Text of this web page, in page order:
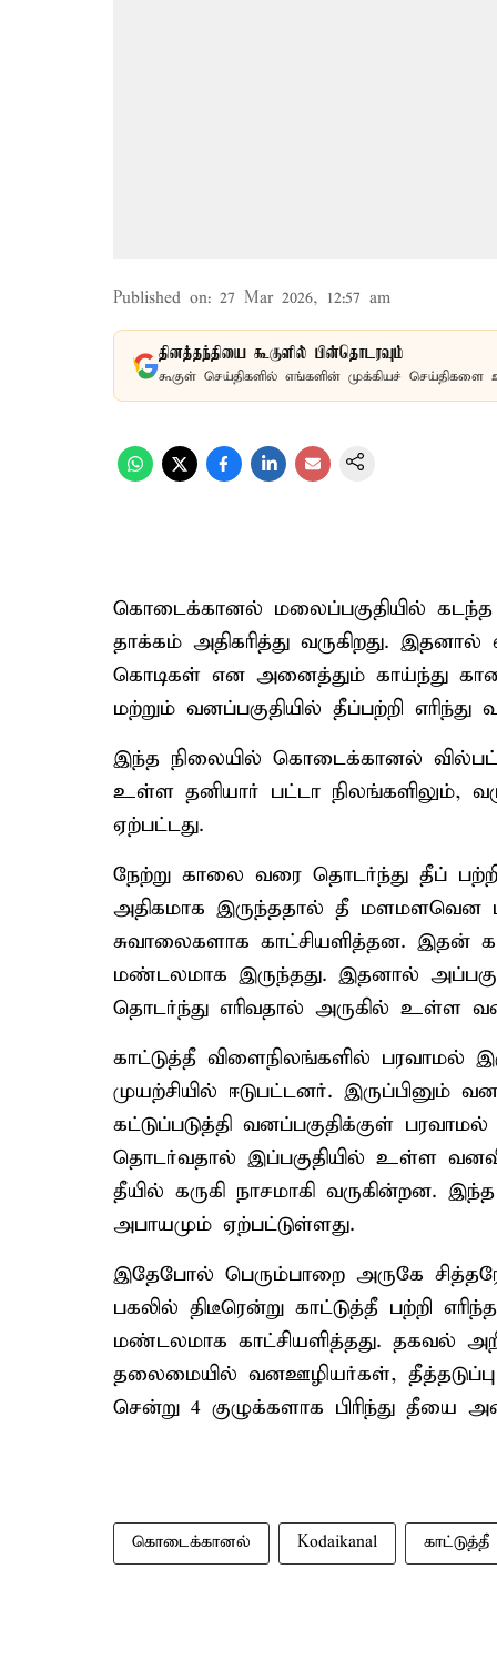
Published on: 27 Mar 2026, 12:57 am
தினத்தந்தியை கூகுளில் பின்தொடரவும்
கூகுள் செய்திகளில் எங்களின் முக்கியச் செய்திகளை
கொடைக்கானல் மலைப்பகுதியில் கடந்த
தாக்கம் அதிகரித்து வருகிறது.
கொடிகள் என அனைத்தும் காய்ந்து
மற்றும் வனப்பகுதியில் தீப்பற்றி எரிந்து
இந்த நிலையில் கொடைக்கானல்
உள்ள தனியார் பட்டா நிலங்களிலும்,
ஏற்பட்டது.
நேற்று காலை வரை தொடர்ந்து தீப்
அதிகமாக இருந்ததால் தீ மளமளவென
சுவாலைகளாக காட்சியளித்தன. இதன்
மண்டலமாக இருந்தது. இதனால்
தொடர்ந்து எரிவதால் அருகில் உள்ள
காட்டுத்தீ விளைநிலங்களில்
முயற்சியில் ஈடுபட்டனர். இருப்பினும்
கட்டுப்படுத்தி வனப்பகுதிக்குள்
தொடர்வதால் இப்பகுதியில் உள்ள
தீயில் கருகி நாசமாகி வருகின்றன.
அபாயமும் ஏற்பட்டுள்ளது.
இதேபோல் பெரும்பாறை அருகே
பகலில் திடீரென்று காட்டுத்தீ பற்றி
மண்டலமாக காட்சியளித்தது. தகவல்
தலைமையில் வனஊழியர்கள்,
சென்று 4 குழுக்களாக பிரிந்து
கொடைக்கானல் Kodaikanal காட்டுத்தீ